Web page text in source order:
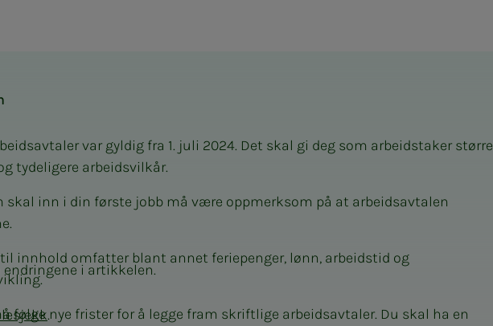
var gyldig fra 1. juli 2024. Det skal gi deg som arbeidstaker større
tydeligere arbeidsvilkår.
skal inn i din første jobb må være oppmerksom på at arbeidsavtalen
til innhold omfatter blant annet feriepenger, lønn, arbeidstid og
følge nye frister for å legge fram skriftlige arbeidsavtaler. Du skal ha en
i artikkelen.
.